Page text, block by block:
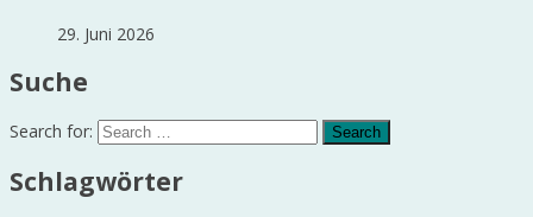
29. Juni 2026
Suche
Search for:
Schlagwörter